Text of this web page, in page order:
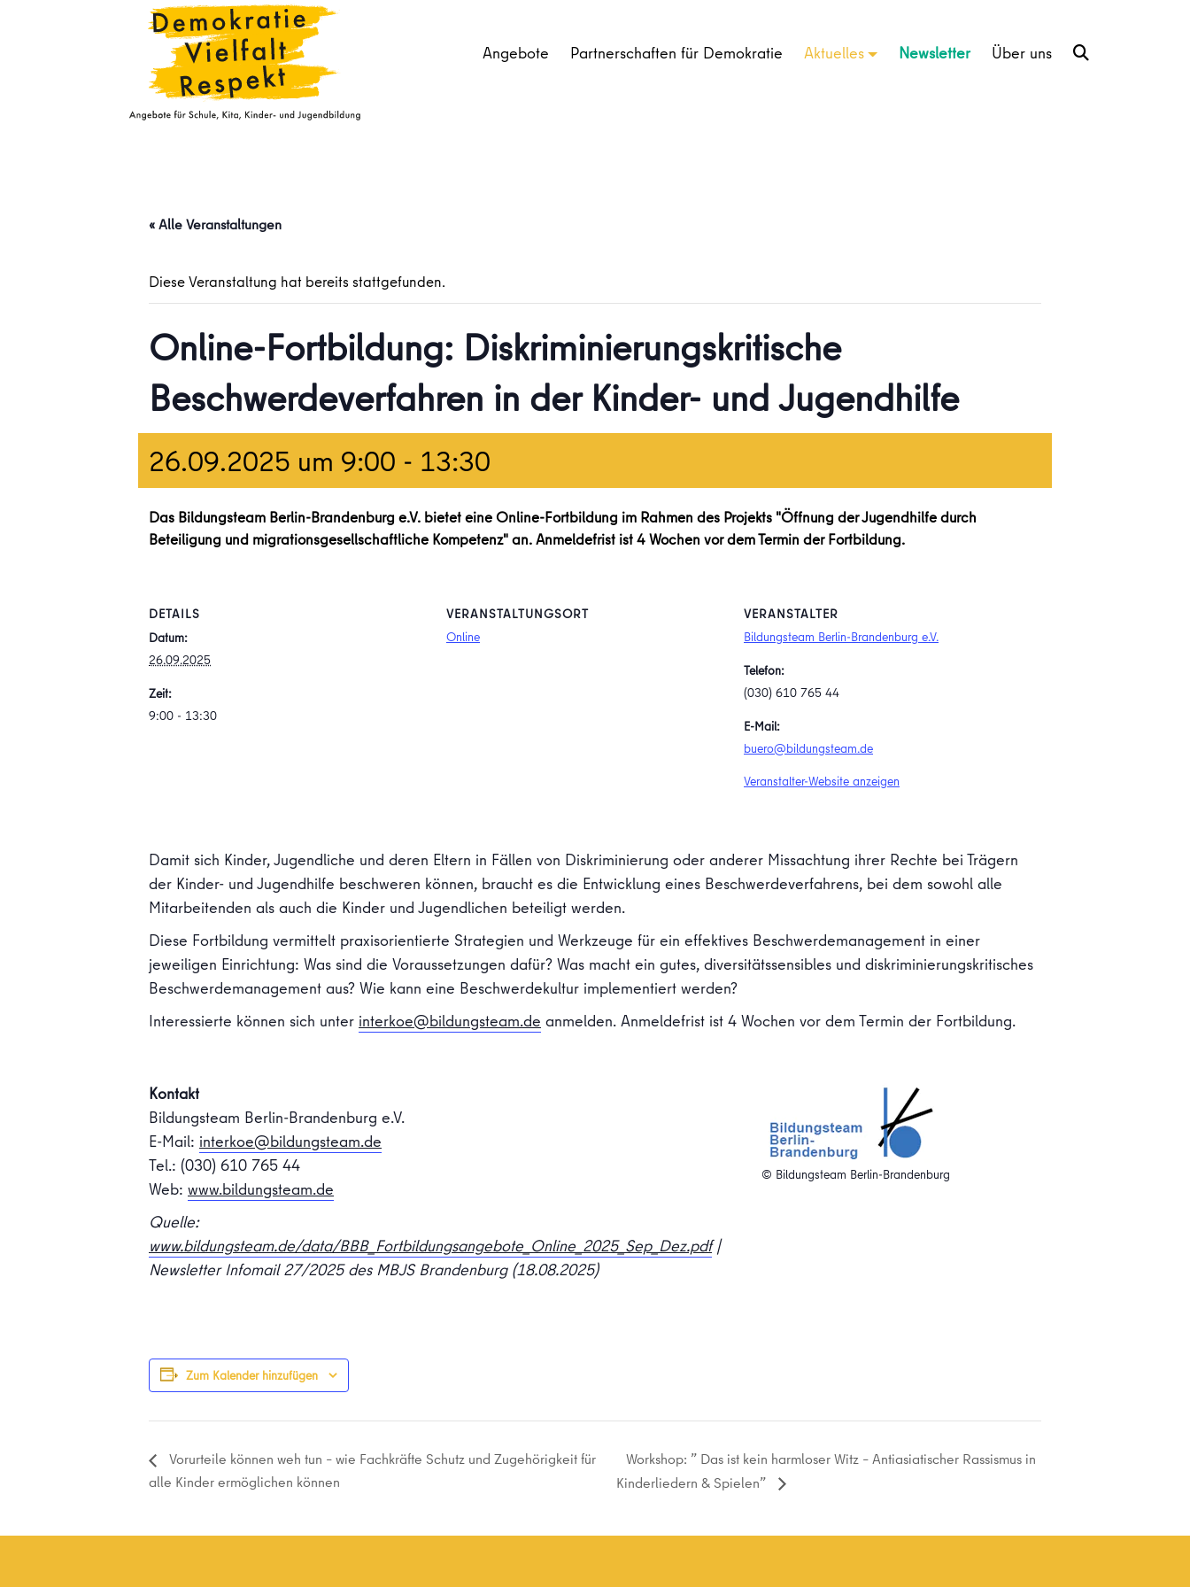
Angebote Partnerschaften für Demokratie Aktuelles Newsletter Über uns
« Alle Veranstaltungen
Diese Veranstaltung hat bereits stattgefunden.
Online-Fortbildung: Diskriminierungskritische
Beschwerdeverfahren in der Kinder- und Jugendhilfe
26.09.2025 um 9:00 - 13:30
Das Bildungsteam Berlin-Brandenburg e.V. bietet eine Online-Fortbildung im Rahmen des Projekts "Öffnung der Jugendhilfe durch
Beteiligung und migrationsgesellschaftliche Kompetenz" an. Anmeldefrist ist 4 Wochen vor dem Termin der Fortbildung.
DETAILS
Datum:
26.09.2025
Zeit:
9:00 - 13:30
VERANSTALTUNGSORT
Online
VERANSTALTER
Bildungsteam Berlin-Brandenburg e.V.
Telefon:
(030) 610 765 44
E-Mail:
buero@bildungsteam.de
Veranstalter-Website anzeigen
Damit sich Kinder, Jugendliche und deren Eltern in Fällen von Diskriminierung oder anderer Missachtung ihrer Rechte bei Trägern
der Kinder- und Jugendhilfe beschweren können, braucht es die Entwicklung eines Beschwerdeverfahrens, bei dem sowohl alle
Mitarbeitenden als auch die Kinder und Jugendlichen beteiligt werden.
Diese Fortbildung vermittelt praxisorientierte Strategien und Werkzeuge für ein effektives Beschwerdemanagement in einer
jeweiligen Einrichtung: Was sind die Voraussetzungen dafür? Was macht ein gutes, diversitätssensibles und diskriminierungskritisches
Beschwerdemanagement aus? Wie kann eine Beschwerdekultur implementiert werden?
Interessierte können sich unter interkoe@bildungsteam.de anmelden. Anmeldefrist ist 4 Wochen vor dem Termin der Fortbildung.
Kontakt
Bildungsteam Berlin-Brandenburg e.V.
E-Mail: interkoe@bildungsteam.de
Tel.: (030) 610 765 44
Web: www.bildungsteam.de
Quelle:
www.bildungsteam.de/data/BBB_Fortbildungsangebote_Online_2025_Sep_Dez.pdf|
Newsletter Infomail 27/2025 des MBJS Brandenburg (18.08.2025)
© Bildungsteam Berlin-Brandenburg
Zum Kalender hinzufügen
Vorurteile können weh tun – wie Fachkräfte Schutz und Zugehörigkeit für
alle Kinder ermöglichen können
Workshop: ” Das ist kein harmloser Witz – Antiasiatischer Rassismus in
Kinderliedern & Spielen”